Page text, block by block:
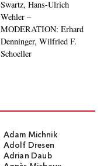
Schoeller
Adam Michnik
Adolf Dresen
Adrian Daub